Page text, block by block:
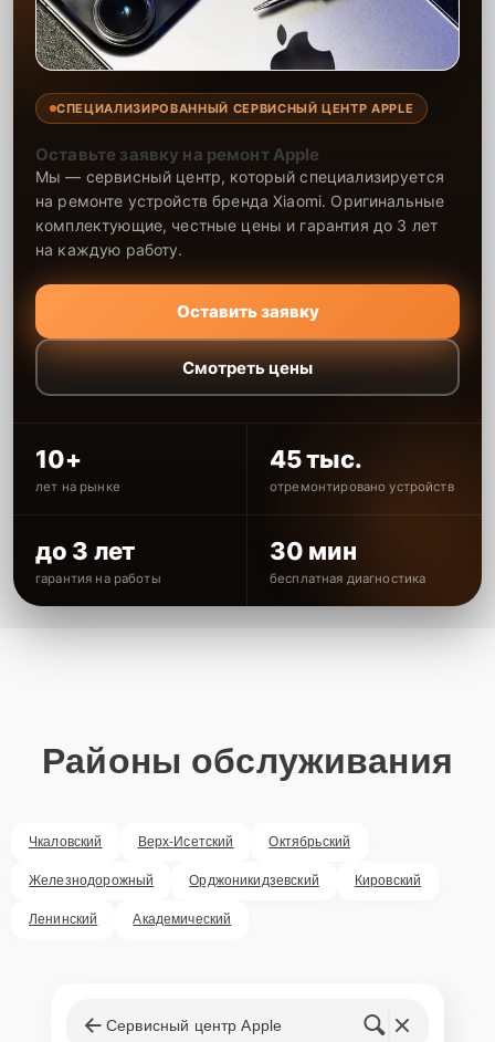
СПЕЦИАЛИЗИРОВАННЫЙ СЕРВИСНЫЙ ЦЕНТР APPLE
Оставьте заявку на ремонт Apple
Мы — сервисный центр, который специализируется
на ремонте устройств бренда Xiaomi. Оригинальные
комплектующие, честные цены и гарантия до 3 лет
на каждую работу.
Оставить заявку
Смотреть цены
10+
лет на рынке
45 тыс.
отремонтировано устройств
до 3 лет
гарантия на работы
30 мин
бесплатная диагностика
Районы обслуживания
Чкаловский Верх-Исетский Октябрьский
Железнодорожный Орджоникидзевский Кировский
Ленинский Академический
Сервисный центр Apple